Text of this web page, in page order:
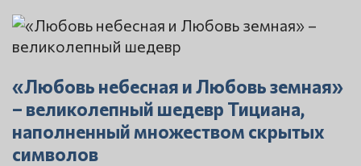
«Любовь небесная и Любовь земная»
– великолепный шедевр Тициана,
наполненный множеством скрытых
символов